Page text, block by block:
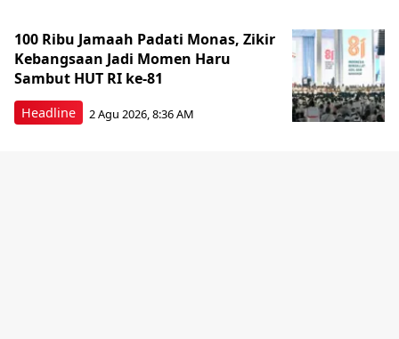
Headline
100 Ribu Jamaah Padati Monas, Zikir
Kebangsaan Jadi Momen Haru
Sambut HUT RI ke-81
2 Agu 2026, 8:36 AM